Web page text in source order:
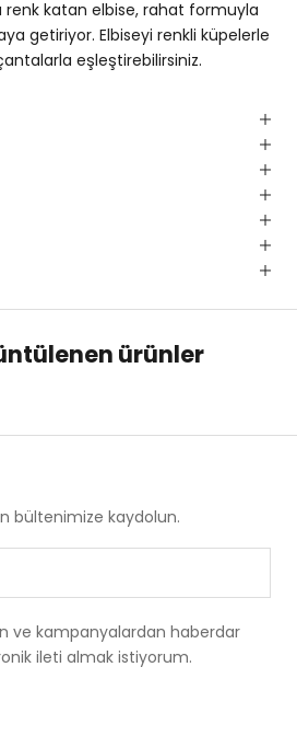
renk katan elbise, rahat formuyla
getiriyor. Elbiseyi renkli küpelerle
eşleştirebilirsiniz.
ürünler
bültenimize kaydolun.
ve kampanyalardan haberdar
ileti almak istiyorum.